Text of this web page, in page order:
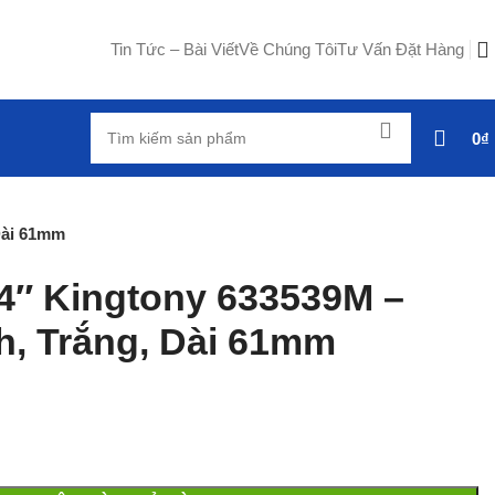
Tin Tức – Bài ViếtVề Chúng TôiTư Vấn Đặt Hàng
0₫
61mm
Kingtony 633539M –
Trắng, Dài 61mm